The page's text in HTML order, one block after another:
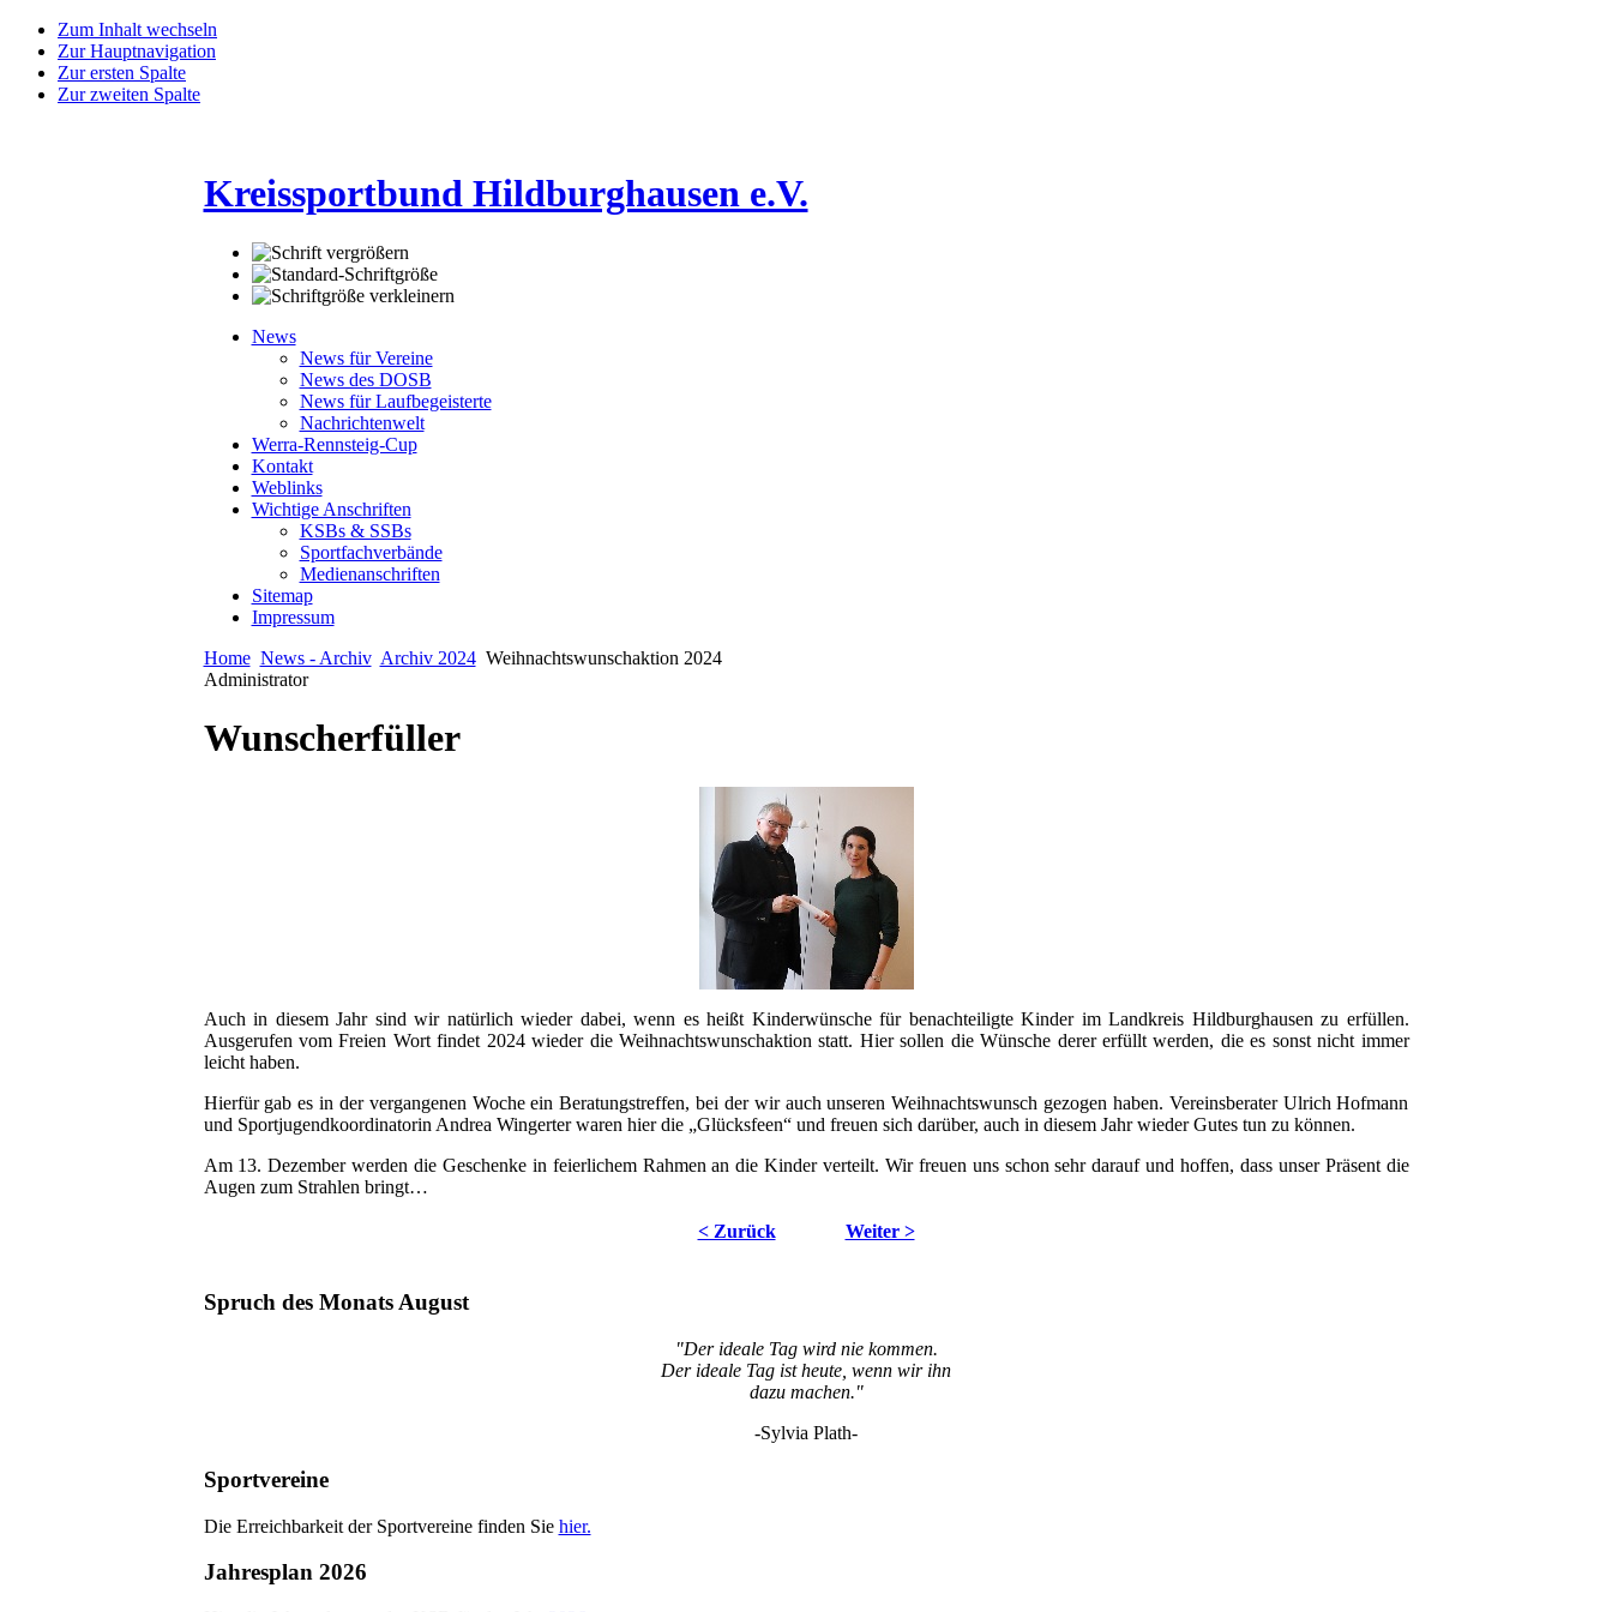
Zum Inhalt wechseln
Zur Hauptnavigation
Zur ersten Spalte
Zur zweiten Spalte
Kreissportbund Hildburghausen e.V.
News
News für Vereine
News des DOSB
News für Laufbegeisterte
Nachrichtenwelt
Werra-Rennsteig-Cup
Kontakt
Weblinks
Wichtige Anschriften
KSBs & SSBs
Sportfachverbände
Medienanschriften
Sitemap
Impressum
Home News - Archiv Archiv 2024 Weihnachtswunschaktion 2024
Administrator
Wunscherfüller
Auch in diesem Jahr sind wir natürlich wieder dabei, wenn es heißt Kinderwünsche für benachteiligte Kinder im Landkreis Hildburghausen zu erfüllen.
Ausgerufen vom Freien Wort findet 2024 wieder die Weihnachtswunschaktion statt. Hier sollen die Wünsche derer erfüllt werden, die es sonst nicht immer
leicht haben.
Hierfür gab es in der vergangenen Woche ein Beratungstreffen, bei der wir auch unseren Weihnachtswunsch gezogen haben. Vereinsberater Ulrich Hofmann
und Sportjugendkoordinatorin Andrea Wingerter waren hier die „Glücksfeen“ und freuen sich darüber, auch in diesem Jahr wieder Gutes tun zu können.
Am 13. Dezember werden die Geschenke in feierlichem Rahmen an die Kinder verteilt. Wir freuen uns schon sehr darauf und hoffen, dass unser Präsent die
Augen zum Strahlen bringt…
< Zurück Weiter >
Spruch des Monats August
"Der ideale Tag wird nie kommen.
Der ideale Tag ist heute, wenn wir ihn
dazu machen."
-Sylvia Plath-
Sportvereine
Die Erreichbarkeit der Sportvereine finden Sie hier.
Jahresplan 2026